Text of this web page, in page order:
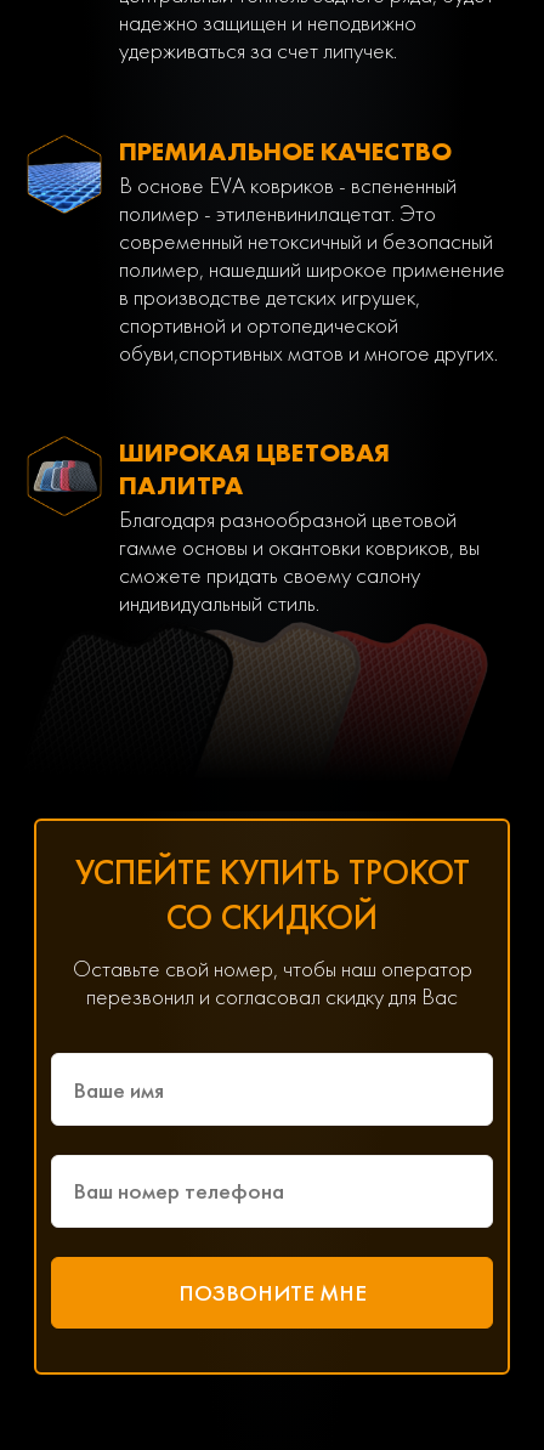
надежно защищен и неподвижно
удерживаться за счет липучек.
ПРЕМИАЛЬНОЕ КАЧЕСТВО
В основе EVA ковриков - вспененный
полимер - этиленвинилацетат. Это
современный нетоксичный и безопасный
полимер, нашедший широкое применение
в производстве детских игрушек,
спортивной и ортопедической
обуви,спортивных матов и многое других.
ШИРОКАЯ ЦВЕТОВАЯ
ПАЛИТРА
Благодаря разнообразной цветовой
гамме основы и окантовки ковриков, вы
сможете придать своему салону
индивидуальный стиль.
УСПЕЙТЕ КУПИТЬ ТРОКОТ
СО СКИДКОЙ
Оставьте свой номер, чтобы наш оператор
перезвонил и согласовал скидку для Вас